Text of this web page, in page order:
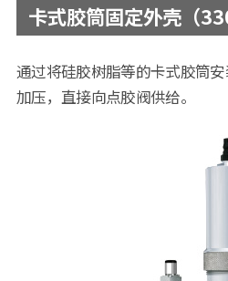
卡式胶筒固定外壳（
通过将硅胶树脂等的卡式胶筒
加压，直接向点胶阀供给。